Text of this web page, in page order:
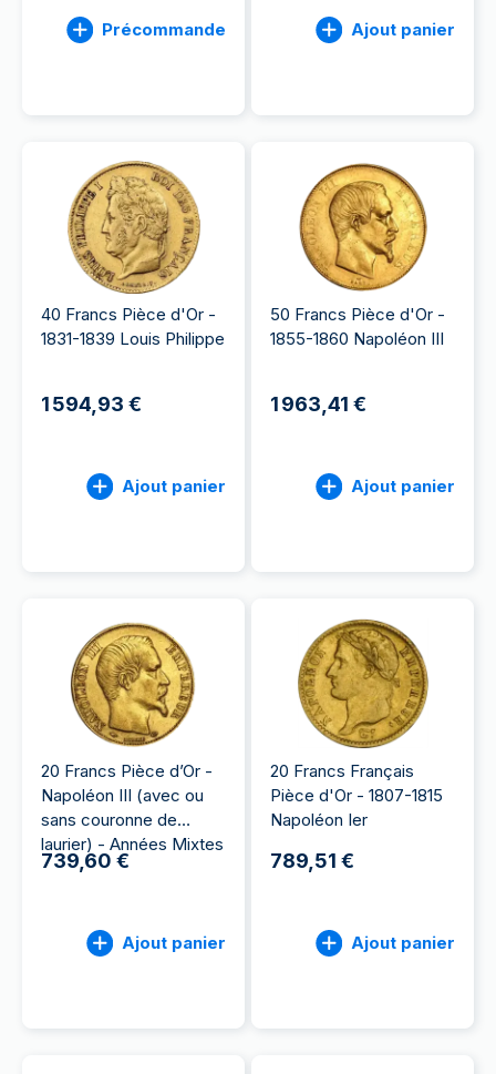
Précommande Ajout panier
40 Francs Pièce d'Or -
1831-1839 Louis Philippe
1 594,93 €
Ajout panier
50 Francs Pièce d'Or -
1855-1860 Napoléon III
1 963,41 €
Ajout panier
20 Francs Pièce d’Or -
Napoléon III (avec ou
sans couronne de
laurier) - Années Mixtes
739,60 €
Ajout panier
20 Francs Français
Pièce d'Or - 1807-1815
Napoléon Ier
789,51 €
Ajout panier